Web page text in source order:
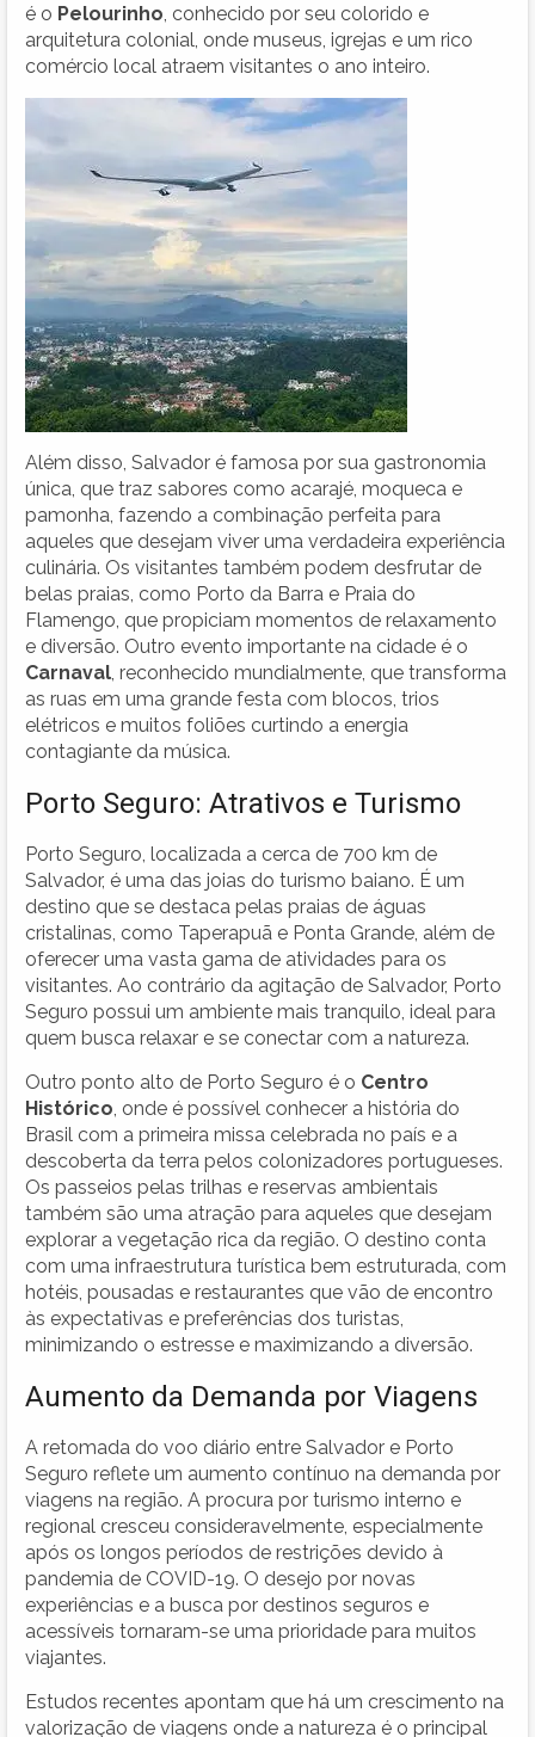
é o Pelourinho , conhecido por seu colorido e
arquitetura colonial, onde museus, igrejas e um rico
comércio local atraem visitantes o ano inteiro.
Além disso, Salvador é famosa por sua gastronomia
única, que traz sabores como acarajé, moqueca e
pamonha, fazendo a combinação perfeita para
aqueles que desejam viver uma verdadeira experiência
culinária. Os visitantes também podem desfrutar de
belas praias, como Porto da Barra e Praia do
Flamengo, que propiciam momentos de relaxamento
e diversão. Outro evento importante na cidade é o
Carnaval , reconhecido mundialmente, que transforma
as ruas em uma grande festa com blocos, trios
elétricos e muitos foliões curtindo a energia
contagiante da música.
Porto Seguro: Atrativos e Turismo
Porto Seguro, localizada a cerca de 700 km de
Salvador, é uma das joias do turismo baiano. É um
destino que se destaca pelas praias de águas
cristalinas, como Taperapuã e Ponta Grande, além de
oferecer uma vasta gama de atividades para os
visitantes. Ao contrário da agitação de Salvador, Porto
Seguro possui um ambiente mais tranquilo, ideal para
quem busca relaxar e se conectar com a natureza.
Outro ponto alto de Porto Seguro é o Centro
Histórico , onde é possível conhecer a história do
Brasil com a primeira missa celebrada no país e a
descoberta da terra pelos colonizadores portugueses.
Os passeios pelas trilhas e reservas ambientais
também são uma atração para aqueles que desejam
explorar a vegetação rica da região. O destino conta
com uma infraestrutura turística bem estruturada, com
hotéis, pousadas e restaurantes que vão de encontro
às expectativas e preferências dos turistas,
minimizando o estresse e maximizando a diversão.
Aumento da Demanda por Viagens
A retomada do voo diário entre Salvador e Porto
Seguro reflete um aumento contínuo na demanda por
viagens na região. A procura por turismo interno e
regional cresceu consideravelmente, especialmente
após os longos períodos de restrições devido à
pandemia de COVID-19. O desejo por novas
experiências e a busca por destinos seguros e
acessíveis tornaram-se uma prioridade para muitos
viajantes.
Estudos recentes apontam que há um crescimento na
valorização de viagens onde a natureza é o principal